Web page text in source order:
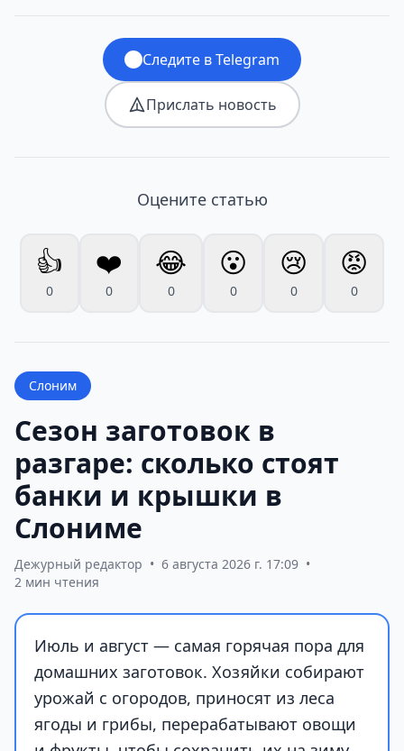
Следите в Telegram
Прислать новость
Оцените статью
👍
0
❤️
0
😂
0
😮
0
😢
0
😡
0
Слоним
Сезон заготовок в
разгаре: сколько стоят
банки и крышки в
Слониме
Дежурный редактор • 6 августа 2026 г. 17:09 •
2 мин чтения
Июль и август — самая горячая пора для
домашних заготовок. Хозяйки собирают
урожай с огородов, приносят из леса
ягоды и грибы, перерабатывают овощи